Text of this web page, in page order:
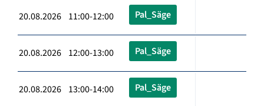
20.08.2026 11:00-12:00 Pal_Säge
20.08.2026 12:00-13:00 Pal_Säge
20.08.2026 13:00-14:00 Pal_Säge